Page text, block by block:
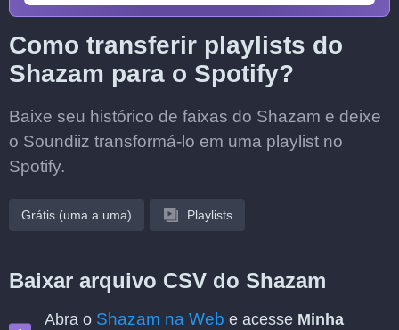
Como transferir playlists do
Shazam para o Spotify?
Baixe seu histórico de faixas do Shazam e deixe
o Soundiiz transformá-lo em uma playlist no
Spotify.
Grátis (uma a uma) Playlists
Baixar arquivo CSV do Shazam
Abra o Shazam na Web e acesse Minha